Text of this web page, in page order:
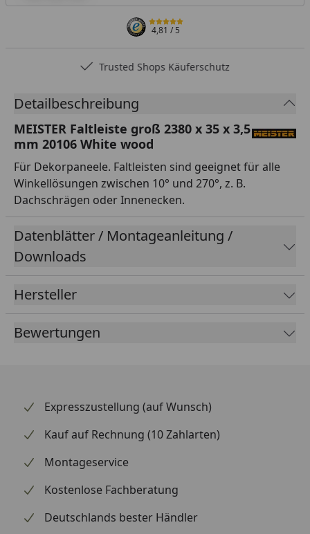
4,81/ 5
Trusted Shops Käuferschutz
Detailbeschreibung
MEISTER Faltleiste groß 2380 x 35 x 3,5
mm 20106 White wood
Für Dekorpaneele. Faltleisten sind geeignet für alle
Winkellösungen zwischen 10° und 270°, z. B.
Dachschrägen oder Innenecken.
Datenblätter / Montageanleitung /
Downloads
Hersteller
Bewertungen
Expresszustellung (auf Wunsch)
Kauf auf Rechnung (10 Zahlarten)
Montageservice
Kostenlose Fachberatung
Deutschlands bester Händler